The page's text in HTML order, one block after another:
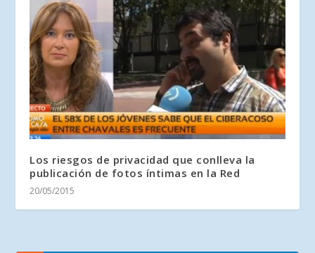
Los riesgos de privacidad que conlleva la
publicación de fotos íntimas en la Red
20/05/2015